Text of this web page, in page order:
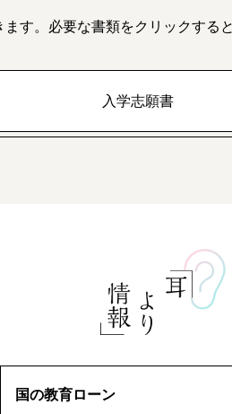
す。 必要な書類をクリックする
入学志願書
国の教育ローン